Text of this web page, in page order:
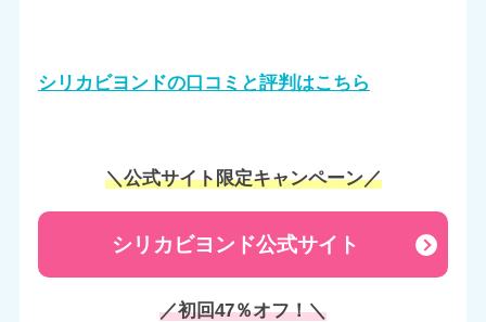
シリカビヨンドの口コミと評判はこちら
＼公式サイト限定キャンペーン／
シリカビヨンド公式サイト
／初回47％オフ！＼